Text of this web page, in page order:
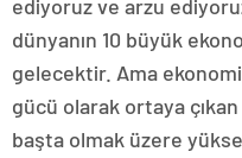
ediyoruz ve arzu
dünyanın 10 büyük
gelecektir. Ama
gücü olarak ortaya
başta olmak üzere